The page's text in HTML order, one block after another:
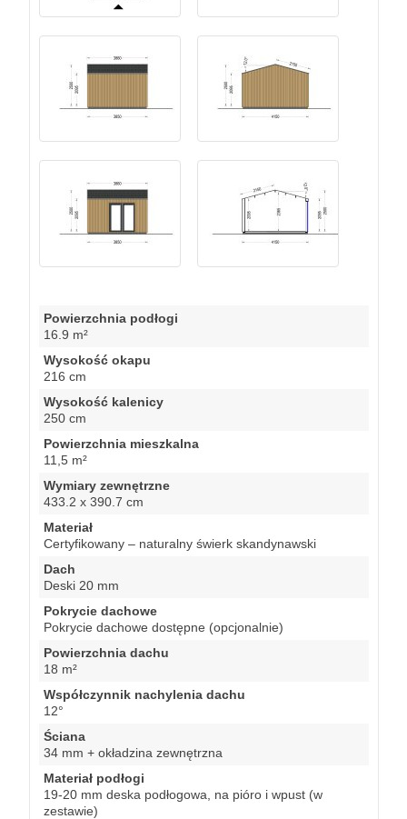
Powierzchnia podłogi
16.9 m²
Wysokość okapu
216 cm
Wysokość kalenicy
250 cm
Powierzchnia mieszkalna
11,5 m²
Wymiary zewnętrzne
433.2 x 390.7 cm
Materiał
Certyfikowany – naturalny świerk skandynawski
Dach
Deski 20 mm
Pokrycie dachowe
Pokrycie dachowe dostępne (opcjonalnie)
Powierzchnia dachu
18 m²
Współczynnik nachylenia dachu
12°
Ściana
34 mm + okładzina zewnętrzna
Materiał podłogi
19-20 mm deska podłogowa, na pióro i wpust (w
zestawie)